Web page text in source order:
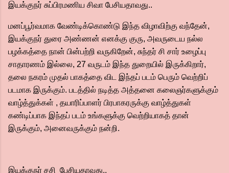
இயக்குநர் சுப்பிரமணிய சிவா பேசியதாவது..
மனப்பூர்வமாக வேண்டிக்கொண்டு இந்த விழாவிற்கு வந்தேன்,
இயக்குநர் துரை அண்ணன் எனக்கு குரு, அவருடைய நல்ல
பழக்கத்தை நான் பின்பற்றி வருகிறேன், சுந்தர் சி சார் உழைப்பு
சாதாரணம் இல்லை, 27 வருடம் இந்த துறையில் இருக்கிறார்,
தலை நகரம் முதல் பாகத்தை விட இந்தப் படம் பெரும் வெற்றிப்
படமாக இருக்கும். படத்தில் நடித்த அத்தனை கலைஞர்களுக்கும்
வாழ்த்துக்கள் , தயாரிப்பாளர் பிரபாகரருக்கு வாழ்த்துகள்
கண்டிப்பாக இந்தப் படம் உங்களுக்கு வெற்றியாகத் தான்
இருக்கும், அனைவருக்கும் நன்றி.
இயக்குநர் சசி பேசியதாவது..